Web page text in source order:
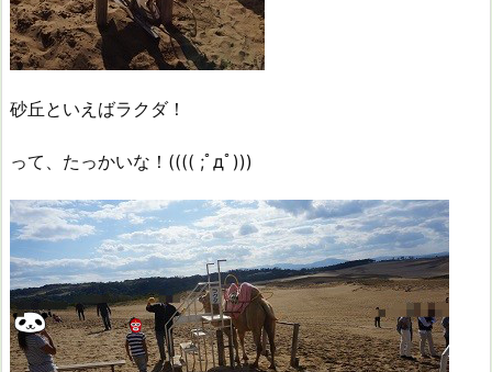
砂丘といえばラクダ！
って、たっかいな！(((( ;ﾟдﾟ)))